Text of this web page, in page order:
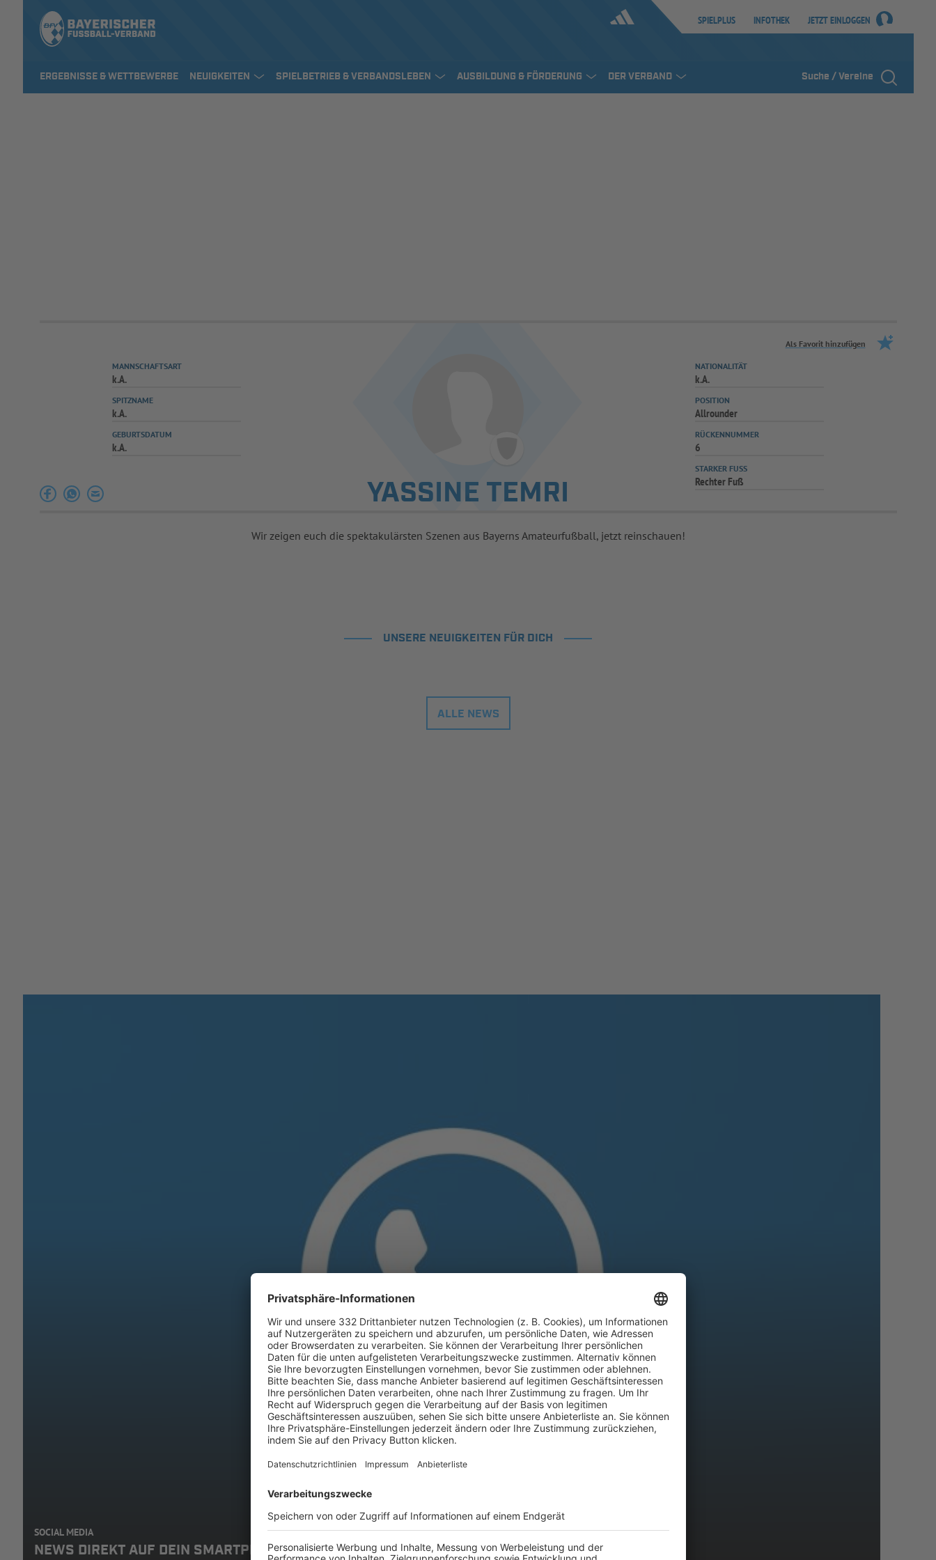
SPIELPLUS INFOTHEK JETZT EINLOGGEN
ERGEBNISSE & WETTBEWERBE NEUIGKEITEN SPIELBETRIEB & VERBANDSLEBEN AUSBILDUNG & FÖRDERUNG DER VERBAND Suche / Vereine
Als Favorit hinzufügen
YASSINE TEMRI
MANNSCHAFTSART
k.A.
SPITZNAME
k.A.
GEBURTSDATUM
k.A.
NATIONALITÄT
k.A.
POSITION
Allrounder
RÜCKENNUMMER
6
STARKER FUSS
Rechter Fuß
Wir zeigen euch die spektakulärsten Szenen aus Bayerns Amateurfußball, jetzt reinschauen!
UNSERE NEUIGKEITEN FÜR DICH
ALLE NEWS
SOCIAL MEDIA
NEWS DIREKT AUF DEIN SMARTPHONE: ABONNIERE DEN BFV-WHATSAPP-KANAL!